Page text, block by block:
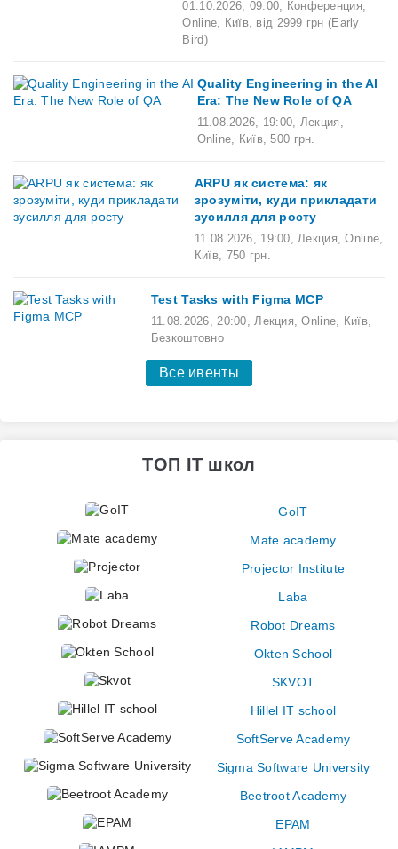
01.10.2026, 09:00, Конференция,
Online, Київ, від 2999 грн (Early
Bird)
Quality Engineering in the AI
Era: The New Role of QA
11.08.2026, 19:00, Лекция,
Online, Київ, 500 грн.
ARPU як система: як
зрозуміти, куди прикладати
зусилля для росту
11.08.2026, 19:00, Лекция, Online,
Київ, 750 грн.
Test Tasks with Figma MCP
11.08.2026, 20:00, Лекция, Online, Київ,
Безкоштовно
Все ивенты
ТОП IT школ
GoIT
Mate academy
Projector Institute
Laba
Robot Dreams
Okten School
SKVOT
Hillel IT school
SoftServe Academy
Sigma Software University
Beetroot Academy
EPAM